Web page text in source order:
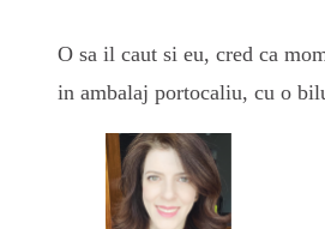
O sa il caut si eu, cred ca
in ambalaj portocaliu, cu o